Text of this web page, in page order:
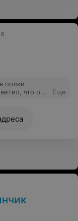
полки
что она
в том же
и давно, и
Еще